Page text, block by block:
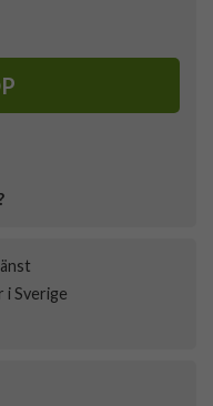
i Sverige